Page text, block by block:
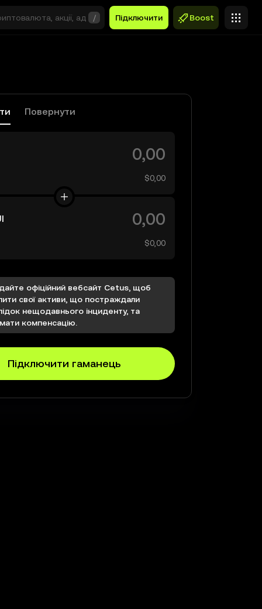
/ Підключити Boost
Повернути
$0,00
$0,00
офіційний вебсайт Cetus, щоб
свої активи, що постраждали
нещодавнього інциденту, та
компенсацію.
Підключити гаманець